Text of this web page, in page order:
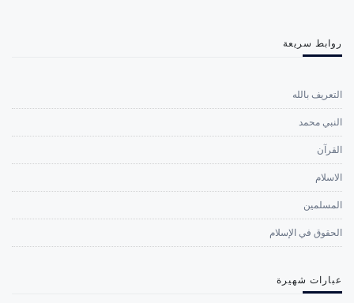
روابط سريعة
التعريف بالله
النبي محمد
القرآن
الاسلام
المسلمين
الحقوق في الإسلام
عبارات شهيرة